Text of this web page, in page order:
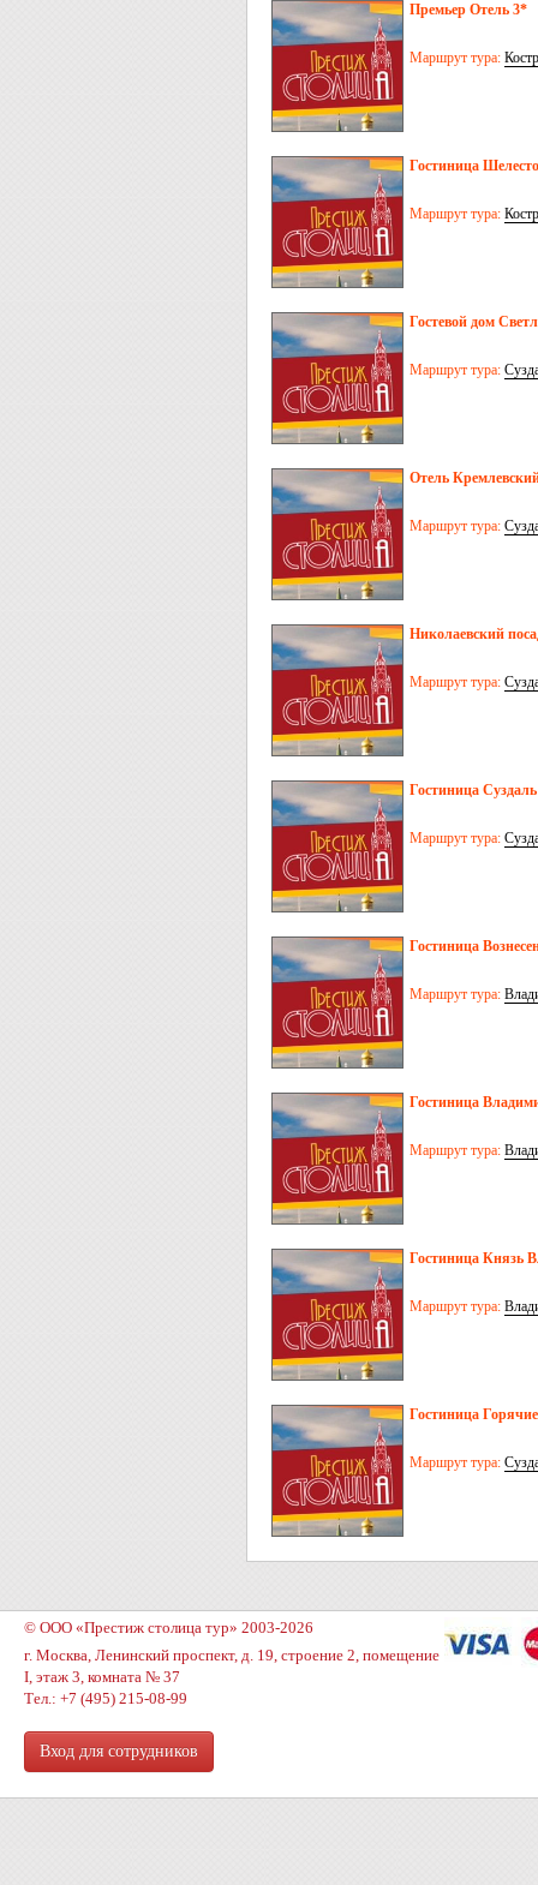
Премьер Отель 3*
Маршрут тура:
Гостиница
Маршрут тура:
Гостевой дом
Маршрут тура:
Отель
Маршрут тура:
Николаевский
Маршрут тура:
Гостиница
Маршрут тура:
Гостиница
Маршрут тура:
Гостиница
Маршрут тура:
Гостиница Князь
Маршрут тура:
Гостиница
Маршрут тура:
© ООО «Престиж столица тур» 2003-2026
г. Москва, Ленинский проспект, д. 19, строение 2, помещение
I, этаж 3, комната № 37
Тел.: +7 (495) 215-08-99
Вход для сотрудников